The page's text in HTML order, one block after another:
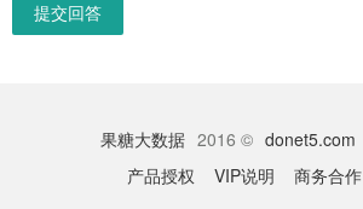
提交回答
果糖大数据 2016 © donet5.com
产品授权
VIP说明 商务合作